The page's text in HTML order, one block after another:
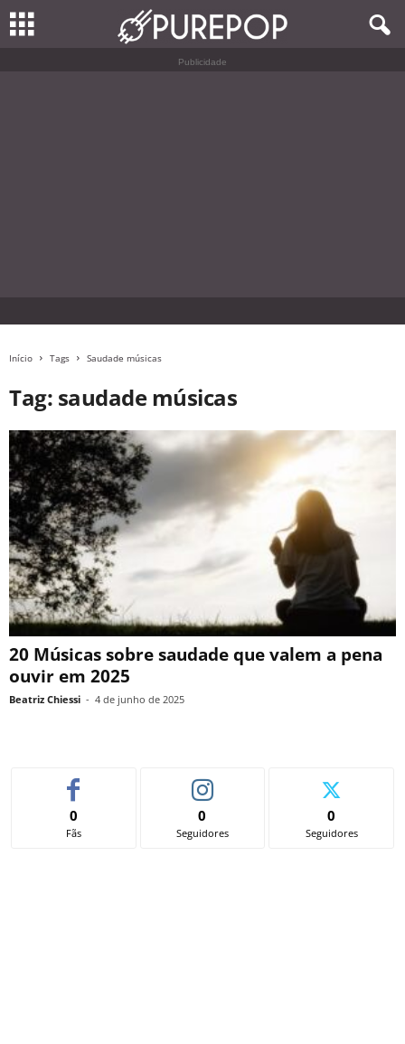
Publicidade
Início Tags Saudade músicas
Tag: saudade músicas
20 Músicas sobre saudade que valem a pena
ouvir em 2025
Beatriz Chiessi - 4 de junho de 2025
0
Fãs
0
Seguidores
0
Seguidores